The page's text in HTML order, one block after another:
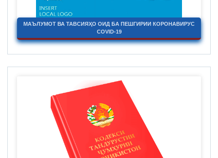
МАЪЛУМОТ ВА ТАВСИЯҲО ОИД БА ПЕШГИРИИ КОРОНАВИРУС
COVID-19